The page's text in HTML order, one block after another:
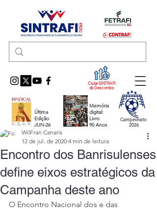
Clube SINTRAFI
de Descontos
Última
Edição
JUN-26
Memória
digital:
Livro
90 Anos
Campeonato
2026
Encontro dos Banrisulenses
define eixos estratégicos da
Campanha deste ano
WilFran Canaris
12 de jul. de 2020 4 min de leitura
O Encontro Nacional dos e das